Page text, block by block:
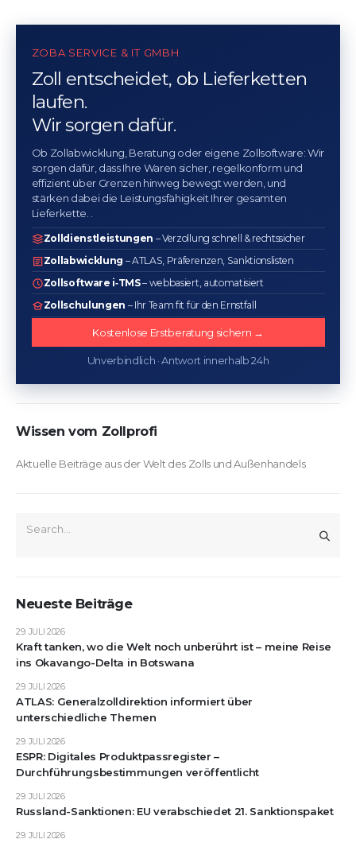
ZOBA SERVICE & IT GMBH
Zoll entscheidet, ob Lieferketten
laufen.
Wir sorgen dafür.
Ob Zollabwicklung, Beratung oder eigene Zollsoftware: Wir
sorgen dafür, dass Ihre Waren sicher, regelkonform und
effizient über Grenzen hinweg bewegt werden, und
stärken dabei die Leistungsfähigkeit Ihrer gesamten
Lieferkette. .
Zolldienstleistungen – Verzollung schnell & rechtssicher
Zollabwicklung – ATLAS, Präferenzen, Sanktionslisten
Zollsoftware i‑TMS– webbasiert, automatisiert
Zollschulungen – Ihr Team fit für den Ernstfall
Kostenlose Erstberatung sichern →
Unverbindlich · Antwort innerhalb 24h
Wissen vom Zollprofi
Aktuelle Beiträge aus der Welt des Zolls und Außenhandels
Neueste Beiträge
Kraft tanken, wo die Welt noch unberührt ist – meine Reise
ins Okavango-Delta in Botswana
29. JULI 2026
ATLAS: Generalzolldirektion informiert über
unterschiedliche Themen
29. JULI 2026
ESPR: Digitales Produktpassregister –
Durchführungsbestimmungen veröffentlicht
29. JULI 2026
Russland-Sanktionen: EU verabschiedet 21. Sanktionspaket
29. JULI 2026
29. JULI 2026